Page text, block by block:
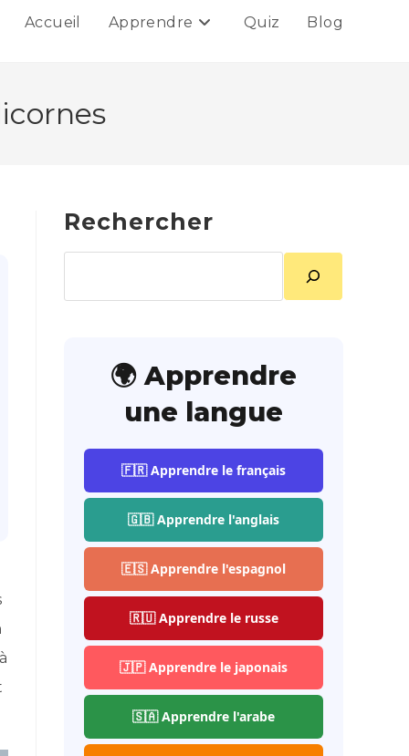
Accueil Apprendre Quiz Blog
Rechercher
🌍 Apprendre
une langue
🇫🇷 Apprendre le français
🇬🇧 Apprendre l'anglais
🇪🇸 Apprendre l'espagnol
🇷🇺 Apprendre le russe
🇯🇵 Apprendre le japonais
🇸🇦 Apprendre l'arabe